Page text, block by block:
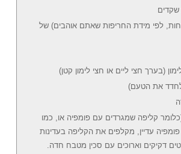
לפי מידת החריפות שאתם אוהבים) של
את הטעם)
(כלומר קליפה שמגרדים עם פומפיה או, כמו
פומפיה עדיין, מקלפים את הקליפה בעדינות
דקיקים וארוכים עם סכין מטבח חדה.